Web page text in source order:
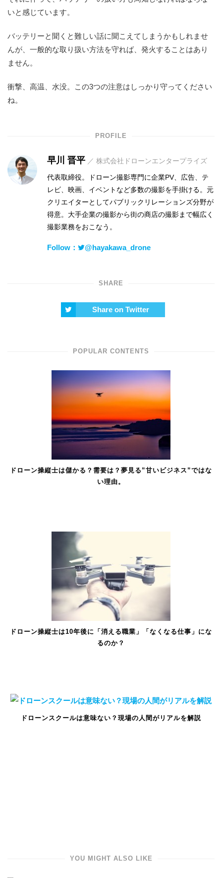
いと感じています。
バッテリーと聞くと難しい話に聞こえてしまうかもしれませ
んが、一般的な取り扱い方法を守れば、発火することはあり
ません。
衝撃、高温、水没。この3つの注意はしっかり守ってください
ね。
PROFILE
早川 晋平 ／ 株式会社ドローンエンタープライズ
代表取締役。ドローン撮影専門に企業PV、広告、テ
レビ、映画、イベントなど多数の撮影を手掛ける。元
クリエイターとしてパブリックリレーションズ分野が
得意。大手企業の撮影から街の商店の撮影まで幅広く
撮影業務をおこなう。
Follow： @hayakawa_drone
SHARE
Share on Twitter
POPULAR CONTENTS
ドローン操縦士は儲かる？需要は？夢見る”甘いビジネス”ではな
い理由。
ドローン操縦士は10年後に「消える職業」「なくなる仕事」にな
るのか？
ドローンスクールは意味ない？現場の人間がリアルを解説
YOU MIGHT ALSO LIKE